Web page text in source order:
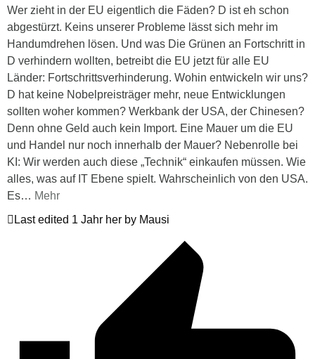
Wer zieht in der EU eigentlich die Fäden? D ist eh schon
abgestürzt. Keins unserer Probleme lässt sich mehr im
Handumdrehen lösen. Und was Die Grünen an Fortschritt in
D verhindern wollten, betreibt die EU jetzt für alle EU
Länder: Fortschrittsverhinderung. Wohin entwickeln wir uns?
D hat keine Nobelpreisträger mehr, neue Entwicklungen
sollten woher kommen? Werkbank der USA, der Chinesen?
Denn ohne Geld auch kein Import. Eine Mauer um die EU
und Handel nur noch innerhalb der Mauer? Nebenrolle bei
KI: Wir werden auch diese „Technik“ einkaufen müssen. Wie
alles, was auf IT Ebene spielt. Wahrscheinlich von den USA.
Es… Mehr
Last edited 1 Jahr her by Mausi